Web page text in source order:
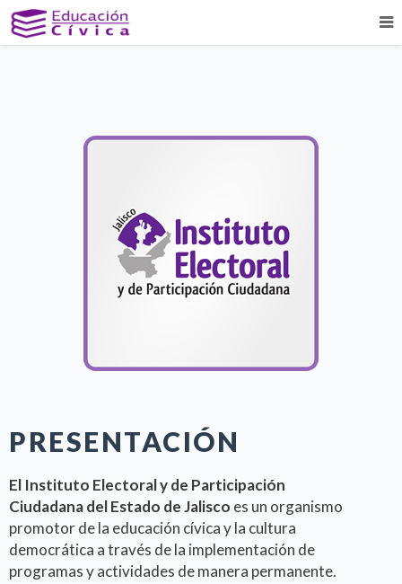
PRESENTACIÓN
El Instituto Electoral y de Participación
Ciudadana del Estado de Jalisco es un organismo
promotor de la educación cívica y la cultura
democrática a través de la implementación de
programas y actividades de manera permanente.